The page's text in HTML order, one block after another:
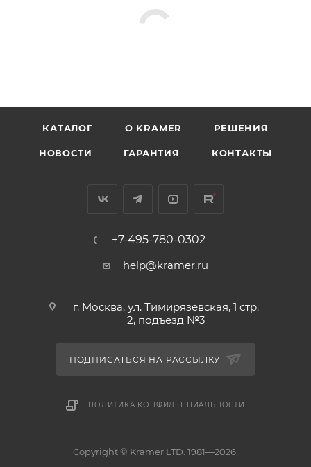
КАТАЛОГ O KRAMER РЕШЕНИЯ
НОВОСТИ ГАРАНТИЯ КОНТАКТЫ
+7-495-780-0302
help@kramer.ru
г. Москва, ул. Тимирязевская, 1 стр.
2, подъезд №3
ПОДПИСАТЬСЯ НА РАССЫЛКУ
ПОЛИТИКА КОНФИДЕНЦИАЛЬНОСТИ
Copyright © Kramer LTD. 1981—2026.